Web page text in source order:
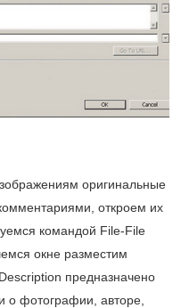
оригинальные
откроем их
командой File-File
окне разместим
предназначено
фотографии, авторе,